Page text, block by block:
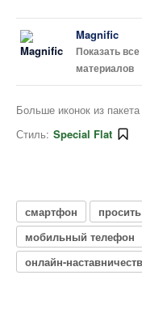
Magnific
Показать
материалов
Больше иконок из пакета
Стиль: Special Flat
смартфон просить
мобильный телефон
онлайн-